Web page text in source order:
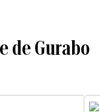
de Gurabo